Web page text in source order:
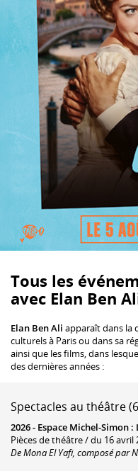
Tous les
avec Elan Ben
Elan Ben Ali apparaît dans la
culturels à Paris ou dans sa
ainsi que les films, dans
des dernières années :
Spectacles au théâtre
2026 - Espace Michel-Simon :
Pièces de théâtre / du 16 avril
De Mona El Yafi, composé par